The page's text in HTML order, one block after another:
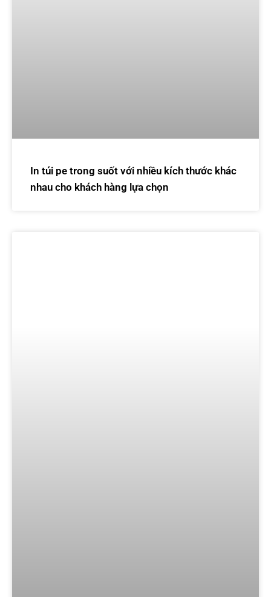
In túi pe trong suốt với nhiều kích thước khác
nhau cho khách hàng lựa chọn